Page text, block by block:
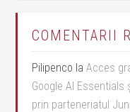
COMENTARII
Pilipenco laAcces
Google AI Essentials
prin parteneriatul